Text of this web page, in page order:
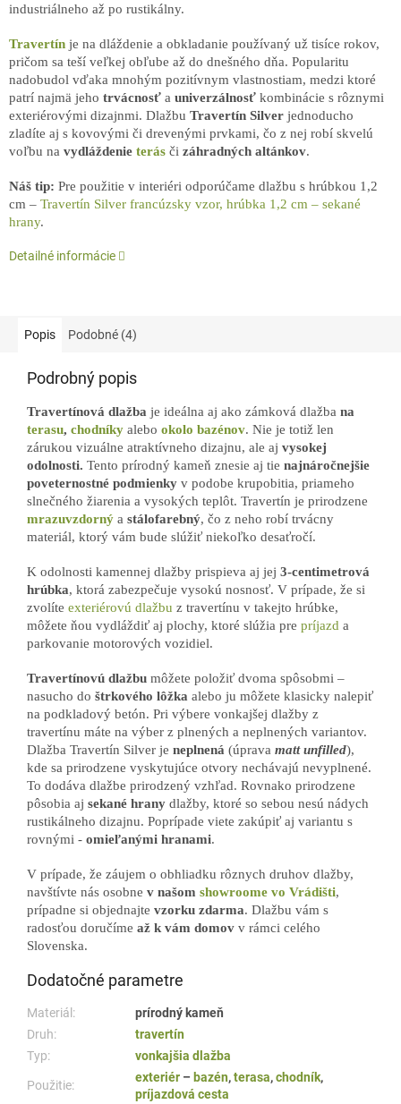
industriálneho až po rustikálny.
Travertín je na dláždenie a obkladanie používaný už tisíce rokov,
pričom sa teší veľkej obľube až do dnešného dňa. Popularitu
nadobudol vďaka mnohým pozitívnym vlastnostiam, medzi ktoré
patrí najmä jeho trvácnosť a univerzálnosť kombinácie s rôznymi
exteriérovými dizajnmi. Dlažbu Travertín Silver jednoducho
zladíte aj s kovovými či drevenými prvkami, čo z nej robí skvelú
voľbu na vydláždenie terás či záhradných altánkov.
Náš tip: Pre použitie v interiéri odporúčame dlažbu s hrúbkou 1,2
cm – Travertín Silver francúzsky vzor, hrúbka 1,2 cm – sekané
hrany.
Detailné informácie
Popis Podobné (4)
Podrobný popis
Travertínová dlažba je ideálna aj ako zámková dlažba na
terasu, chodníky alebo okolo bazénov. Nie je totiž len
zárukou vizuálne atraktívneho dizajnu, ale aj vysokej
odolnosti. Tento prírodný kameň znesie aj tie najnáročnejšie
poveternostné podmienky v podobe krupobitia, priameho
slnečného žiarenia a vysokých teplôt. Travertín je prirodzene
mrazuvzdorný a stálofarebný, čo z neho robí trvácny
materiál, ktorý vám bude slúžiť niekoľko desaťročí.
K odolnosti kamennej dlažby prispieva aj jej 3-centimetrová
hrúbka, ktorá zabezpečuje vysokú nosnosť. V prípade, že si
zvolíte exteriérovú dlažbu z travertínu v takejto hrúbke,
môžete ňou vydláždiť aj plochy, ktoré slúžia pre príjazd a
parkovanie motorových vozidiel.
Travertínovú dlažbu môžete položiť dvoma spôsobmi –
nasucho do štrkového lôžka alebo ju môžete klasicky nalepiť
na podkladový betón. Pri výbere vonkajšej dlažby z
travertínu máte na výber z plnených a neplnených variantov.
Dlažba Travertín Silver je neplnená (úprava matt unfilled),
kde sa prirodzene vyskytujúce otvory nechávajú nevyplnené.
To dodáva dlažbe prirodzený vzhľad. Rovnako prirodzene
pôsobia aj sekané hrany dlažby, ktoré so sebou nesú nádych
rustikálneho dizajnu. Poprípade viete zakúpiť aj variantu s
rovnými - omieľanými hranami.
V prípade, že záujem o obhliadku rôznych druhov dlažby,
navštívte nás osobne v našom showroome vo Vrádišti,
prípadne si objednajte vzorku zdarma. Dlažbu vám s
radosťou doručíme až k vám domov v rámci celého
Slovenska.
Dodatočné parametre
Materiál:
prírodný kameň
Druh:
travertín
Typ:
vonkajšia dlažba
Použitie:
exteriér – bazén,terasa,chodník,
príjazdová cesta